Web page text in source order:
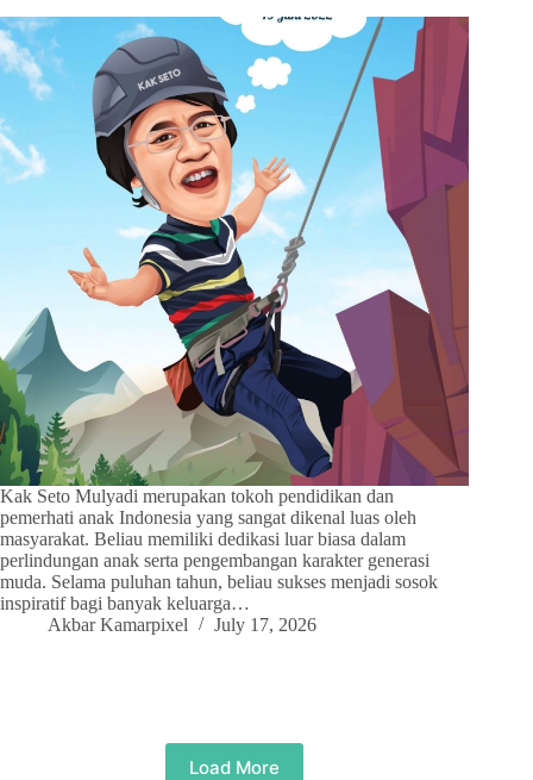
Kak Seto Mulyadi merupakan tokoh pendidikan dan
pemerhati anak Indonesia yang sangat dikenal luas oleh
masyarakat. Beliau memiliki dedikasi luar biasa dalam
perlindungan anak serta pengembangan karakter generasi
muda. Selama puluhan tahun, beliau sukses menjadi sosok
inspiratif bagi banyak keluarga…
Akbar Kamarpixel
July 17, 2026
Load More